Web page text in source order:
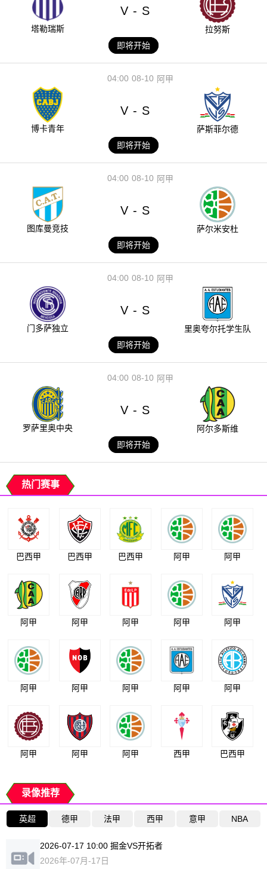
塔勒瑞斯
V - S
拉努斯
即将开始
08-10
04:00 阿甲
博卡青年
V - S
萨斯菲尔德
即将开始
08-10
04:00 阿甲
图库曼竞技
V - S
萨尔米安杜
即将开始
08-10
04:00 阿甲
门多萨独立
V - S
里奥夸尔托学生队
即将开始
08-10
04:00 阿甲
罗萨里奥中央
V - S
阿尔多斯维
即将开始
热门赛事
巴西甲 巴西甲 巴西甲 阿甲 阿甲
阿甲 阿甲 阿甲 阿甲 阿甲
阿甲 阿甲 阿甲 阿甲 阿甲
阿甲 阿甲 阿甲 西甲 巴西甲
录像推荐
英超 德甲 法甲 西甲 意甲 NBA
2026-07-17 10:00 掘金VS开拓者
2026年-07月-17日